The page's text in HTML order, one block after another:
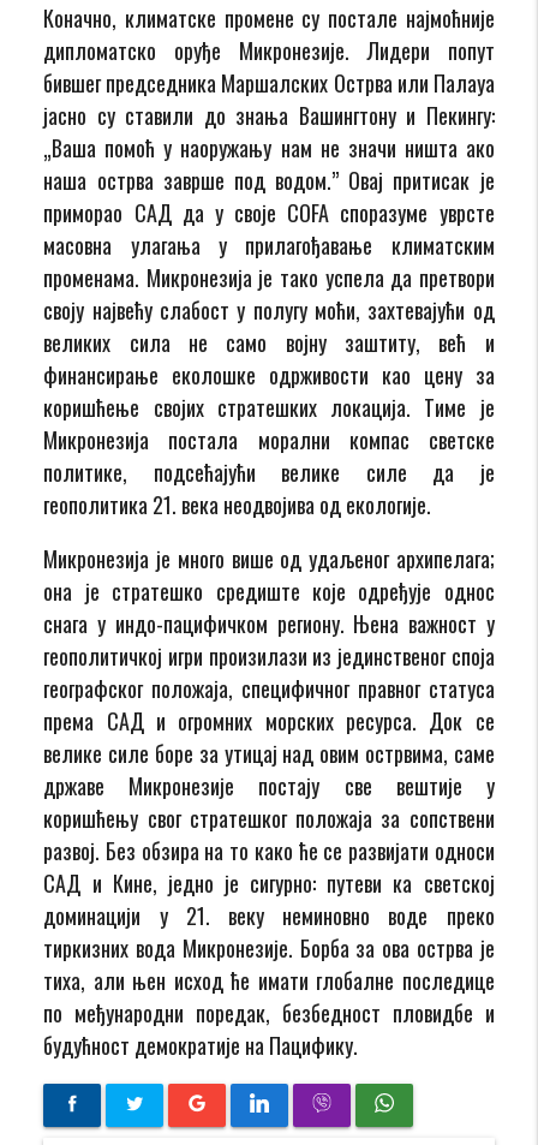
Коначно, климатске промене су постале најмоћније
дипломатско оруђе Микронезије. Лидери попут
бившег председника Маршалских Острва или Палауа
јасно су ставили до знања Вашингтону и Пекингу:
„Ваша помоћ у наоружању нам не значи ништа ако
наша острва заврше под водом.” Овај притисак је
приморао САД да у своје COFA споразуме уврсте
масовна улагања у прилагођавање климатским
променама. Микронезија је тако успела да претвори
своју највећу слабост у полугу моћи, захтевајући од
великих сила не само војну заштиту, већ и
финансирање еколошке одрживости као цену за
коришћење својих стратешких локација. Тиме је
Микронезија постала морални компас светске
политике, подсећајући велике силе да је
геополитика 21. века неодвојива од екологије.
Микронезија је много више од удаљеног архипелага;
она је стратешко средиште које одређује однос
снага у индо-пацифичком региону. Њена важност у
геополитичкој игри произилази из јединственог споја
географског положаја, специфичног правног статуса
према САД и огромних морских ресурса. Док се
велике силе боре за утицај над овим острвима, саме
државе Микронезије постају све вештије у
коришћењу свог стратешког положаја за сопствени
развој. Без обзира на то како ће се развијати односи
САД и Кине, једно је сигурно: путеви ка светској
доминацији у 21. веку неминовно воде преко
тиркизних вода Микронезије. Борба за ова острва је
тиха, али њен исход ће имати глобалне последице
по међународни поредак, безбедност пловидбе и
будућност демократије на Пацифику.